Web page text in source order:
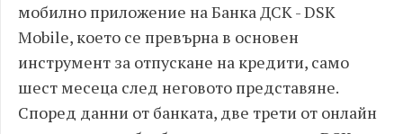
мобилно приложение на Банка ДСК - DSK
Mobile, което се превърна в основен
инструмент за отпускане на кредити, само
шест месеца след неговото представяне.
Според данни от банката, две трети от онлайн